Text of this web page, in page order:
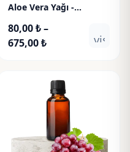
Aloe Vera Yağı -
80,00₺–
675,00₺Fiyat
675,00 ₺